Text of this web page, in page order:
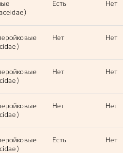
Есть Нет
Нет Нет
Нет Нет
Нет Нет
Есть Нет